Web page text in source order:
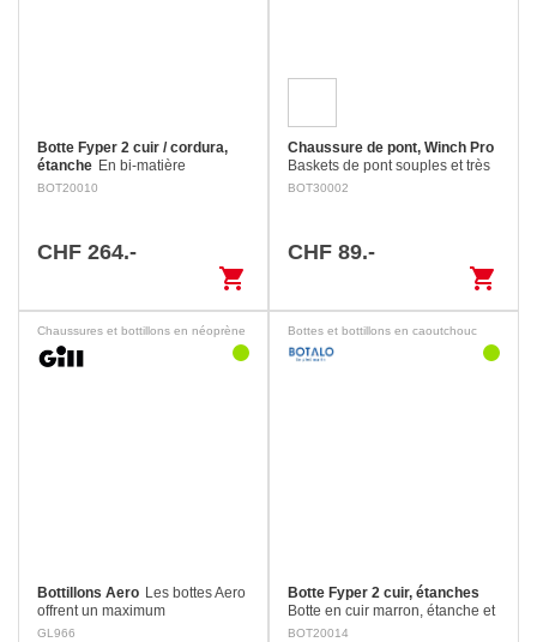
Botte Fyper 2 cuir / cordura,
étanche En bi-matière
cuir/Cordura®. Etanches et
antidérapantes ne laissant
BOT20010
CHF 264.-
shopping_cart
Chaussure de pont, Winch Pro
Baskets de pont souples et très
légères, construction Stroble en
BOT30002
CHF 89.-
shopping_cart
Chaussures et bottillons en néoprène
Bottillons Aero Les bottes Aero
offrent un maximum
d'adhérence et de confort sur
GL966
Bottes et bottillons en caoutchouc
Botte Fyper 2 cuir, étanches
Botte en cuir marron, étanche et
respirante grâce à une
BOT20014